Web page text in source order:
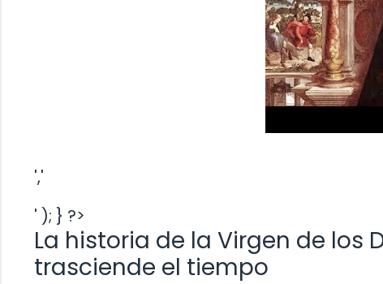
','
' ); } ?>
La historia de la Virgen de los
trasciende el tiempo